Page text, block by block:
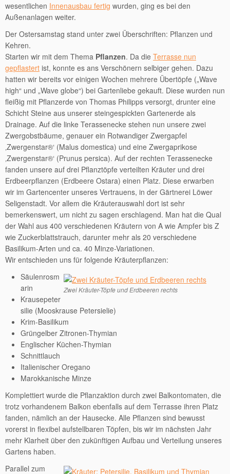
wesentlichen Innenausbau fertig wurden, ging es bei den
Außenanlagen weiter.
Der Ostersamstag stand unter zwei Überschriften: Pflanzen und
Kehren.
Starten wir mit dem Thema Pflanzen. Da die Terrasse nun
gepflastert ist, konnte es ans Verschönern selbiger gehen. Dazu
hatten wir bereits vor einigen Wochen mehrere Übertöpfe („Wave
high“ und „Wave globe“) bei Gartenliebe gekauft. Diese wurden nun
fleißig mit Pflanzerde von Thomas Philipps versorgt, drunter eine
Schicht Steine aus unserer steingespickten Gartenerde als
Drainage. Auf die linke Terassenecke stehen nun unsere zwei
Zwergobstbäume, genauer ein Rotwandiger Zwergapfel
‚Zwergenstar®‘ (Malus domestica) und eine Zwergaprikose
‚Zwergenstar®‘ (Prunus persica). Auf der rechten Terassenecke
fanden unsere auf drei Pflanztöpfe verteilten Kräuter und drei
Erdbeerpflanzen (Erdbeere Ostara) einen Platz. Diese erwarben
wir im Gartencenter unseres Vertrauens, in der Gärtnerei Löwer
Seligenstadt. Vor allem die Kräuterauswahl dort ist sehr
bemerkenswert, um nicht zu sagen erschlagend. Man hat die Qual
der Wahl aus 400 verschiedenen Kräutern von A wie Ampfer bis Z
wie Zuckerblattstrauch, darunter mehr als 20 verschiedene
Basilikum-Arten und ca. 40 Minze-Variationen.
Wir entschieden uns für folgende Kräuterpflanzen:
Zwei Kräuter-Töpfe und Erdbeeren rechts
Säulenrosm
arin
Krausepeter
silie (Mooskrause Petersielie)
Krim-Basilikum
Grüngelber Zitronen-Thymian
Englischer Küchen-Thymian
Schnittlauch
Italienischer Oregano
Marokkanische Minze
Komplettiert wurde die Pflanzaktion durch zwei Balkontomaten, die
trotz vorhandenem Balkon ebenfalls auf dem Terrasse ihren Platz
fanden, nämlich an der Hausecke. Alle Pflanzen sind bewusst
vorerst in flexibel aufstellbaren Töpfen, bis wir im nächsten Jahr
mehr Klarheit über den zukünftigen Aufbau und Verteilung unseres
Gartens haben.
Parallel zum